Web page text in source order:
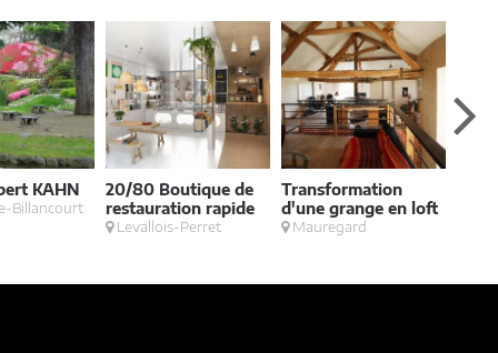
KAHN
Billancourt
20/80 Boutique de
restauration rapide
Levallois-Perret
Transformation
d'une grange en loft
Mauregard